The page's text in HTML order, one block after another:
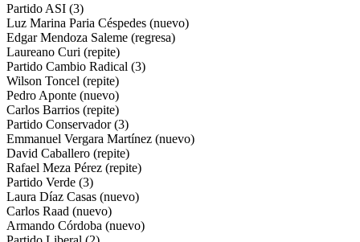
Partido ASI (3)
Luz Marina Paria Céspedes (nuevo)
Edgar Mendoza Saleme (regresa)
Laureano Curi (repite)
Partido Cambio Radical (3)
Wilson Toncel (repite)
Pedro Aponte (nuevo)
Carlos Barrios (repite)
Partido Conservador (3)
Emmanuel Vergara Martínez (nuevo)
David Caballero (repite)
Rafael Meza Pérez (repite)
Partido Verde (3)
Laura Díaz Casas (nuevo)
Carlos Raad (nuevo)
Armando Córdoba (nuevo)